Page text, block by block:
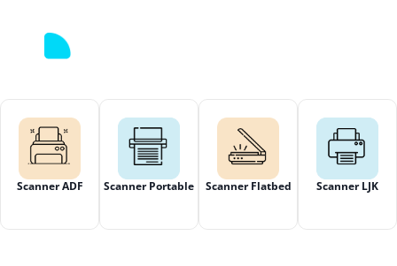
Scanner ADF Scanner Portable Scanner Flatbed Scanner LJK